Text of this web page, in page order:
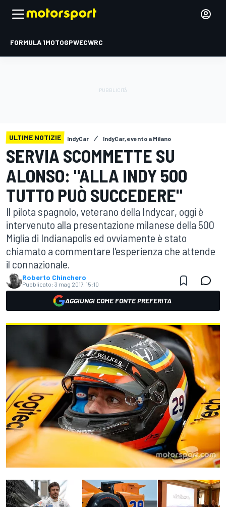
FORMULA 1MOTOGPWECWRC
ULTIME NOTIZIE IndyCar IndyCar, evento a Milano
SERVIA SCOMMETTE SU
ALONSO: "ALLA INDY 500
TUTTO PUÒ SUCCEDERE"
Il pilota spagnolo, veterano della Indycar, oggi è
intervenuto alla presentazione milanese della 500
Miglia di Indianapolis ed ovviamente è stato
chiamato a commentare l'esperienza che attende
il connazionale.
Roberto Chinchero
Pubblicato: 3 mag 2017, 15:10
AGGIUNGI COME FONTE PREFERITA